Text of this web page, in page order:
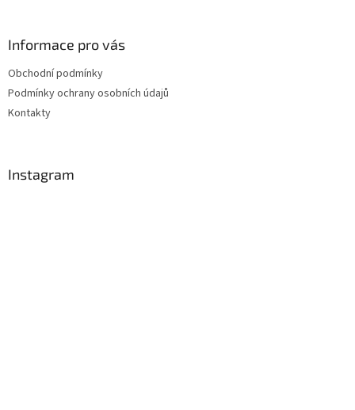
Informace pro vás
Obchodní podmínky
Podmínky ochrany osobních údajů
Kontakty
Instagram